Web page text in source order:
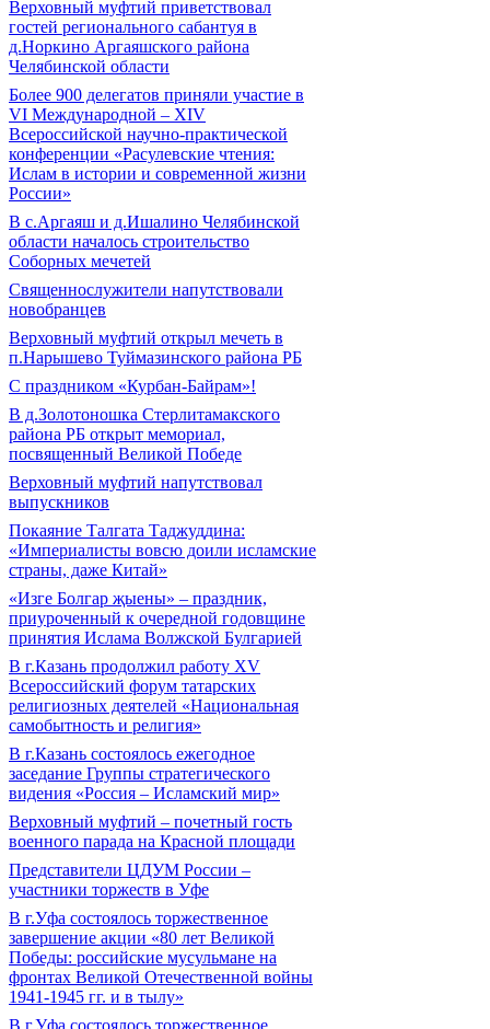
Верховный муфтий приветствовал
гостей регионального сабантуя в
д.Норкино Аргаяшского района
Челябинской области
Более 900 делегатов приняли участие в
VI Международной – ХIV
Всероссийской научно-практической
конференции «Расулевские чтения:
Ислам в истории и современной жизни
России»
В с.Аргаяш и д.Ишалино Челябинской
области началось строительство
Соборных мечетей
Священнослужители напутствовали
новобранцев
Верховный муфтий открыл мечеть в
п.Нарышево Туймазинского района РБ
С праздником «Курбан-Байрам»!
В д.Золотоношка Стерлитамакского
района РБ открыт мемориал,
посвященный Великой Победе
Верховный муфтий напутствовал
выпускников
Покаяние Талгата Таджуддина:
«Империалисты вовсю доили исламские
страны, даже Китай»
«Изге Болгар җыены» – праздник,
приуроченный к очередной годовщине
принятия Ислама Волжской Булгарией
В г.Казань продолжил работу XV
Всероссийский форум татарских
религиозных деятелей «Национальная
самобытность и религия»
В г.Казань состоялось ежегодное
заседание Группы стратегического
видения «Россия – Исламский мир»
Верховный муфтий – почетный гость
военного парада на Красной площади
Представители ЦДУМ России –
участники торжеств в Уфе
В г.Уфа состоялось торжественное
завершение акции «80 лет Великой
Победы: российские мусульмане на
фронтах Великой Отечественной войны
1941-1945 гг. и в тылу»
В г.Уфа состоялось торжественное